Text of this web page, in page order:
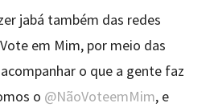
jabá também das redes
em Mim, por meio das
o que a gente faz
o @NãoVoteemMim, e